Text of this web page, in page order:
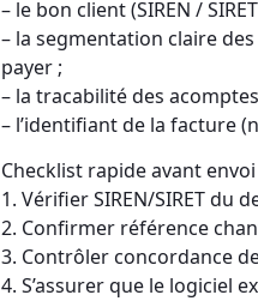
– le bon client (SIREN /
– la segmentation claire
payer ;
– la tracabilité des
– l’identifiant de la facture
Checklist rapide avant
1. Vérifier SIREN/SIRET du
2. Confirmer référence
3. Contrôler concordance
4. S’assurer que le logiciel